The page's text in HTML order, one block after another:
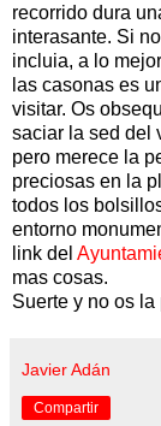
recorrido dura
interasante. Si
incluia, a lo
las casonas es
visitar. Os
saciar la sed del
pero merece la
preciosas en la
todos los
entorno
link del
mas cosas.
Suerte y no os la
Javier Adán
Compartir